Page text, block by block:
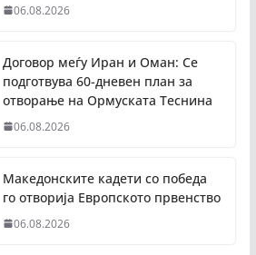
06.08.2026
Договор меѓу Иран и Оман: Се
подготвува 60-дневен план за
отворање на Ормуската Теснина
06.08.2026
Македонските кадети со победа
го отворија Европското првенство
06.08.2026